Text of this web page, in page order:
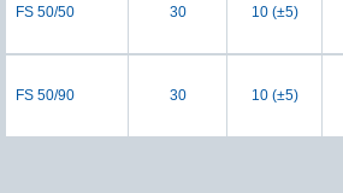
FS 50/50 30 10 (±5)
FS 50/90 30 10 (±5)